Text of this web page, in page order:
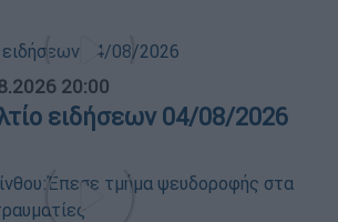
20:00
ειδήσεων 04/08/2026